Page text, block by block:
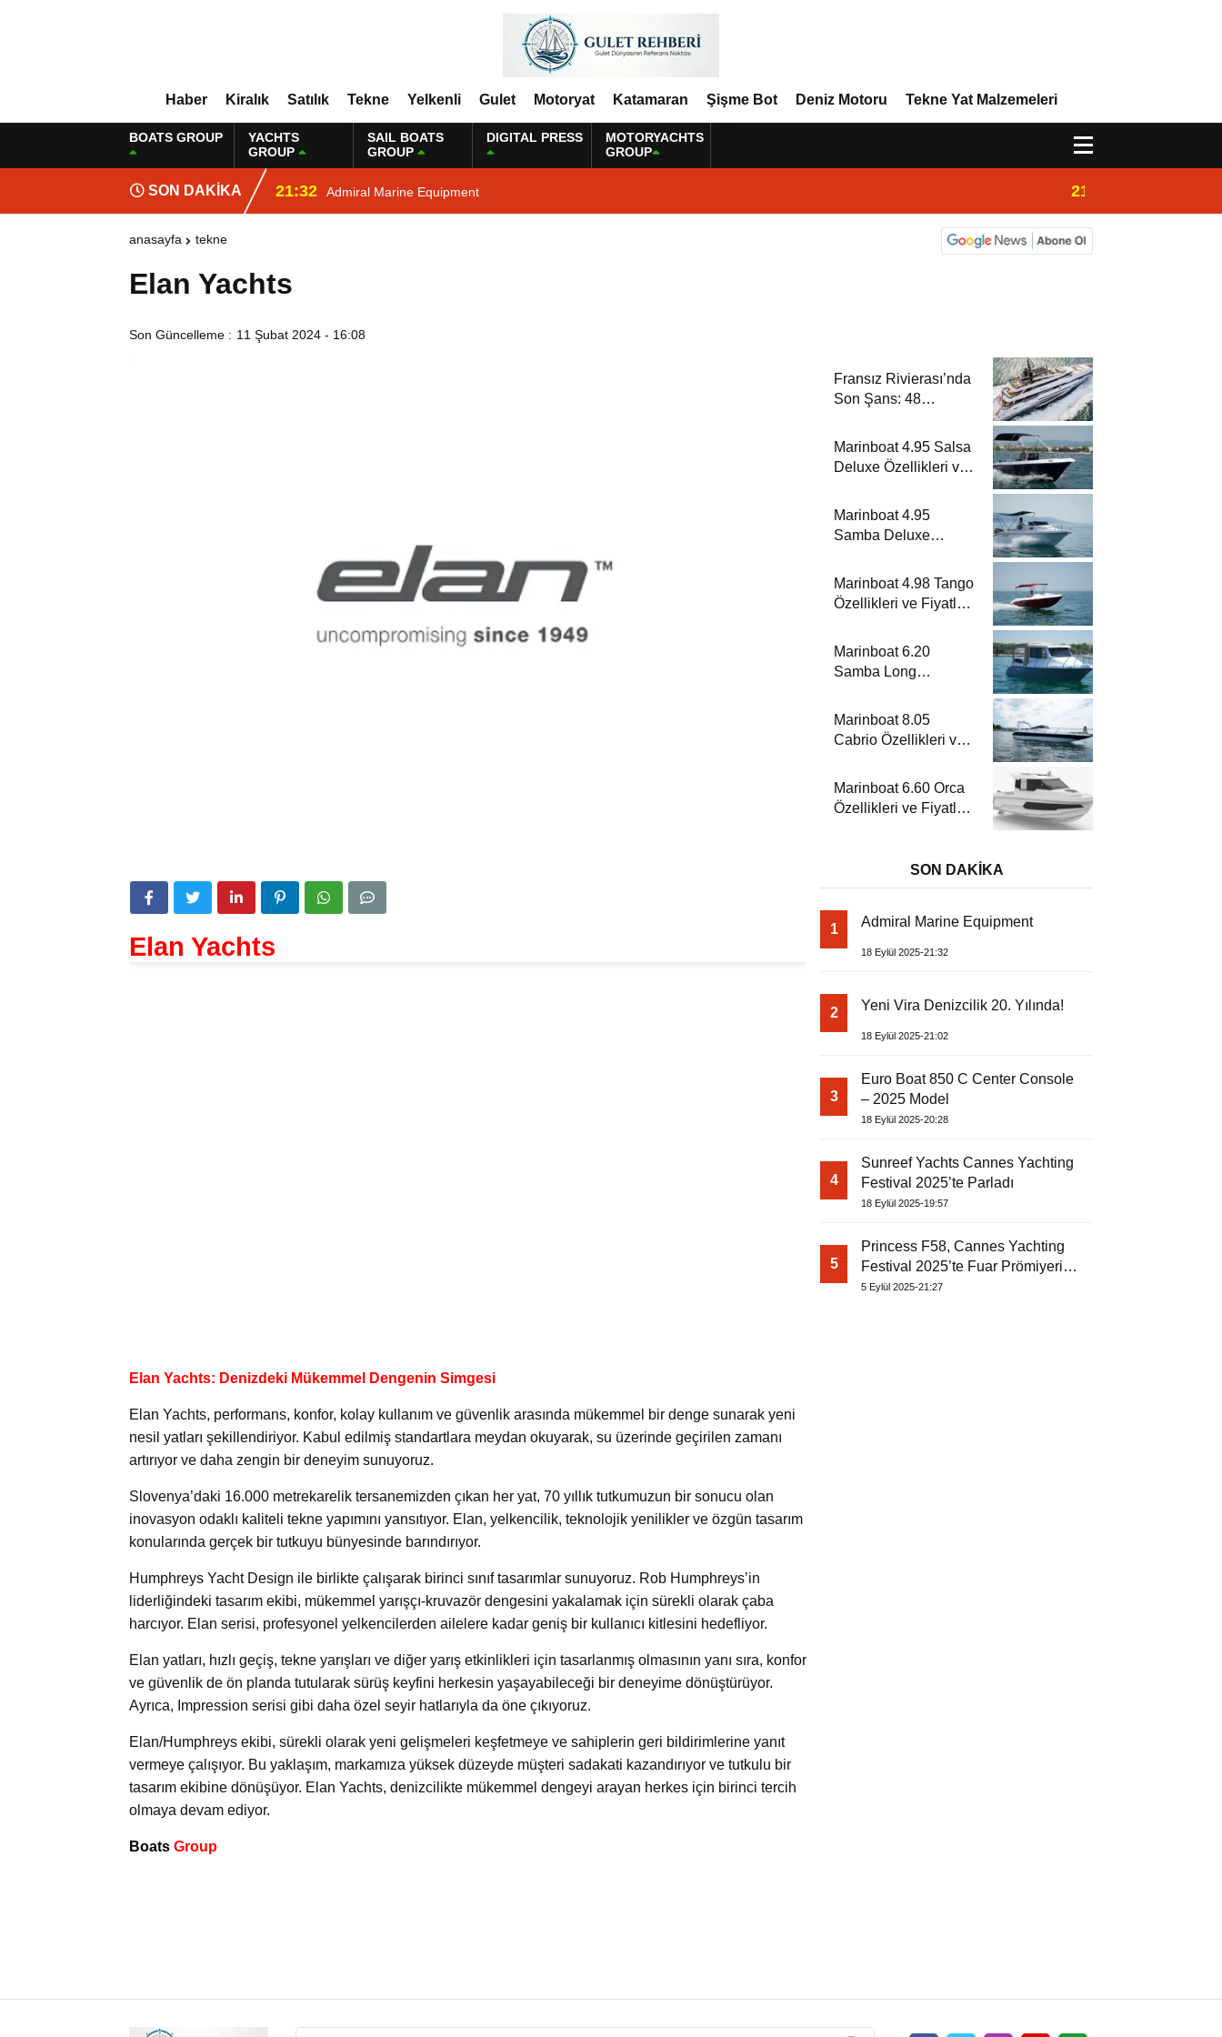
Haber Kiralık Satılık Tekne Yelkenli Gulet Motoryat Katamaran Şişme Bot Deniz Motoru Tekne Yat Malzemeleri
BOATS GROUP
YACHTS
GROUP
SAIL BOATS
GROUP
DIGITAL PRESS
MOTORYACHTS
GROUP
SON DAKİKA 21:32 Admiral Marine Equipment 21:02
anasayfa tekne
Elan Yachts
Son Güncelleme : 11 Şubat 2024 - 16:08
Elan Yachts
Elan Yachts: Denizdeki Mükemmel Dengenin Simgesi
Elan Yachts, performans, konfor, kolay kullanım ve güvenlik arasında mükemmel bir denge sunarak yeni
nesil yatları şekillendiriyor. Kabul edilmiş standartlara meydan okuyarak, su üzerinde geçirilen zamanı
artırıyor ve daha zengin bir deneyim sunuyoruz.
Slovenya’daki 16.000 metrekarelik tersanemizden çıkan her yat, 70 yıllık tutkumuzun bir sonucu olan
inovasyon odaklı kaliteli tekne yapımını yansıtıyor. Elan, yelkencilik, teknolojik yenilikler ve özgün tasarım
konularında gerçek bir tutkuyu bünyesinde barındırıyor.
Humphreys Yacht Design ile birlikte çalışarak birinci sınıf tasarımlar sunuyoruz. Rob Humphreys’in
liderliğindeki tasarım ekibi, mükemmel yarışçı-kruvazör dengesini yakalamak için sürekli olarak çaba
harcıyor. Elan serisi, profesyonel yelkencilerden ailelere kadar geniş bir kullanıcı kitlesini hedefliyor.
Elan yatları, hızlı geçiş, tekne yarışları ve diğer yarış etkinlikleri için tasarlanmış olmasının yanı sıra, konfor
ve güvenlik de ön planda tutularak sürüş keyfini herkesin yaşayabileceği bir deneyime dönüştürüyor.
Ayrıca, Impression serisi gibi daha özel seyir hatlarıyla da öne çıkıyoruz.
Elan/Humphreys ekibi, sürekli olarak yeni gelişmeleri keşfetmeye ve sahiplerin geri bildirimlerine yanıt
vermeye çalışıyor. Bu yaklaşım, markamıza yüksek düzeyde müşteri sadakati kazandırıyor ve tutkulu bir
tasarım ekibine dönüşüyor. Elan Yachts, denizcilikte mükemmel dengeyi arayan herkes için birinci tercih
olmaya devam ediyor.
Boats Group
Fransız Rivierası’nda
Son Şans: 48
Mükemmel Bir Yat
Tatili
Marinboat 4.95 Salsa
Deluxe Özellikleri ve
Lüks Tekne
Marinboat 4.95
Samba Deluxe
– A Sınıfı Lüks Tekne
Marinboat 4.98 Tango
Özellikleri ve Fiyatları
Tekne
Marinboat 6.20
Samba Long
– A Sınıfı Kompakt
Tekne
Marinboat 8.05
Cabrio Özellikleri ve
Lüks Tekne
Marinboat 6.60 Orca
Özellikleri ve Fiyatları
SON DAKİKA
1 Admiral Marine Equipment
18 Eylül 2025-21:32
2 Yeni Vira Denizcilik 20. Yılında!
18 Eylül 2025-21:02
3
Euro Boat 850 C Center Console
– 2025 Model
18 Eylül 2025-20:28
4
Sunreef Yachts Cannes Yachting
Festival 2025’te Parladı
18 Eylül 2025-19:57
5
Princess F58, Cannes Yachting
Festival 2025’te Fuar Prömiyerini
Yapıyor
5 Eylül 2025-21:27